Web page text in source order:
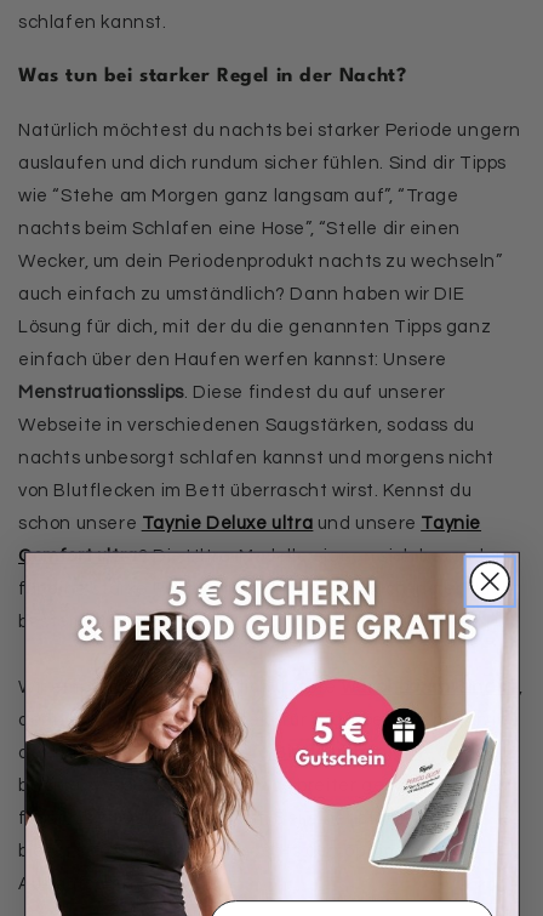
schlafen kannst.
Was tun bei starker Regel in der Nacht?
Natürlich möchtest du nachts bei starker Periode ungern
auslaufen und dich rundum sicher fühlen. Sind dir Tipps
wie “Stehe am Morgen ganz langsam auf”, “Trage
nachts beim Schlafen eine Hose”, “Stelle dir einen
Wecker, um dein Periodenprodukt nachts zu wechseln”
auch einfach zu umständlich? Dann haben wir DIE
Lösung für dich, mit der du die genannten Tipps ganz
einfach über den Haufen werfen kannst: Unsere
Menstruationsslips. Diese findest du auf unserer
Webseite in verschiedenen Saugstärken, sodass du
nachts unbesorgt schlafen kannst und morgens nicht
von Blutflecken im Bett überrascht wirst. Kennst du
schon unsere Taynie Deluxe ultra und unsere Taynie
Comfort ultra? Die Ultra-Modelle eignen sich besonders
für eine starke Regel. Mit ihnen bist du auch in der Nacht
bestens gewappnet.
Wir empfehlen dir zusätzlich unsere waschbaren Binden ,
denn auch diese sind perfekt für tagsüber, aber auch in
der Nacht. Unserwaschbare Binde ultra night
beispielsweise, ist am Po etwas breiter geschnitten und
fasst bis zu 90 ml Flüssigkeit. Bei einer starken Regel
bietet sie dir damit auch nachts den optimalen
Auslaufschutz.
Email